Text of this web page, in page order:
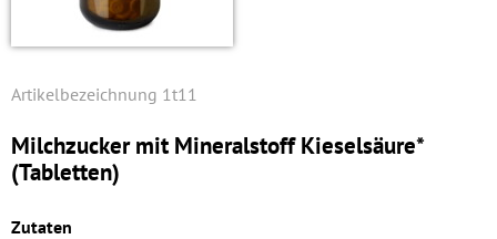
1t11
Milchzucker mit Mineralstoff Kiesel­säure*
(Tabletten)
Zutaten